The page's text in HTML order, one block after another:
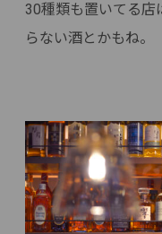
30種類も置いてる店
らない酒とかもね。